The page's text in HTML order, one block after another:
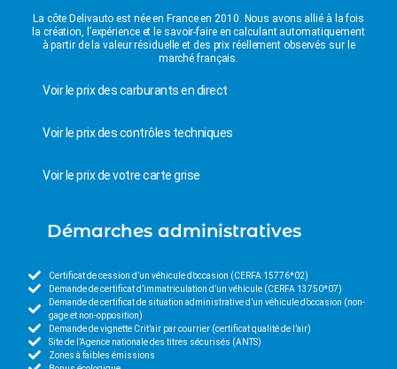
La côte Delivauto est née en France en 2010. Nous avons allié à la fois
la création, l’expérience et le savoir-faire en calculant automatiquement
à partir de la valeur résiduelle et des prix réellement observés sur le
marché français.
Voir le prix des carburants en direct
Voir le prix des contrôles techniques
Voir le prix de votre carte grise
Démarches administratives
Certificat de cession d’un véhicule d’occasion (CERFA 15776*02)
Demande de certificat d’immatriculation d’un véhicule (CERFA 13750*07)
Demande de certificat de situation administrative d’un véhicule d’occasion (non-
gage et non-opposition)
Demande de vignette Crit’air par courrier (certificat qualité de l’air)
Site de l’Agence nationale des titres sécurisés (ANTS)
Zones à faibles émissions